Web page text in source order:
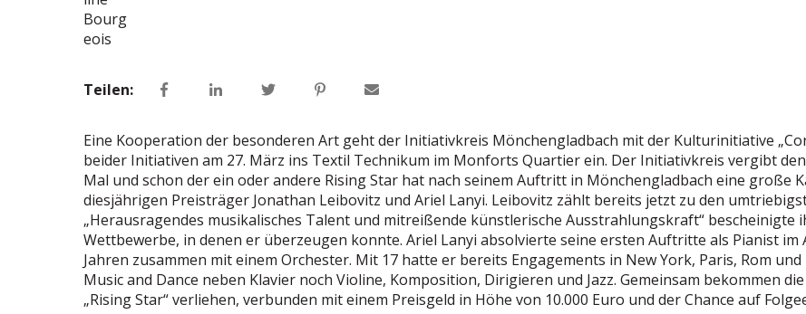
Teilen:
Eine Kooperation der besonderen Art geht der Initiativkreis Mönchengladbach mit der Kulturinitiative
beider Initiativen am 27. März ins Textil Technikum im Monforts Quartier ein. Der Initiativkreis vergibt
Mal und schon der ein oder andere Rising Star hat nach seinem Auftritt in Mönchengladbach eine große
diesjährigen Preisträger Jonathan Leibovitz und Ariel Lanyi. Leibovitz zählt bereits jetzt zu den
„Herausragendes musikalisches Talent und mitreißende künstlerische Ausstrahlungskraft“ bescheinigte
Wettbewerbe, in denen er überzeugen konnte. Ariel Lanyi absolvierte seine ersten Auftritte als Pianist
Jahren zusammen mit einem Orchester. Mit 17 hatte er bereits Engagements in New York, Paris, Rom
Music and Dance neben Klavier noch Violine, Komposition, Dirigieren und Jazz. Gemeinsam bekommen
„Rising Star“ verliehen, verbunden mit einem Preisgeld in Höhe von 10.000 Euro und der Chance auf